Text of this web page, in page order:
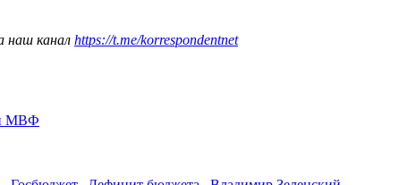
наш канал https://t.me/korrespondentnet
МВФ